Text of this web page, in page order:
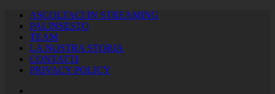
ASCOLTACI IN STREAMING
PALINSESTO
TEAM
LA NOSTRA STORIA
CONTATTI
PRIVACY POLICY